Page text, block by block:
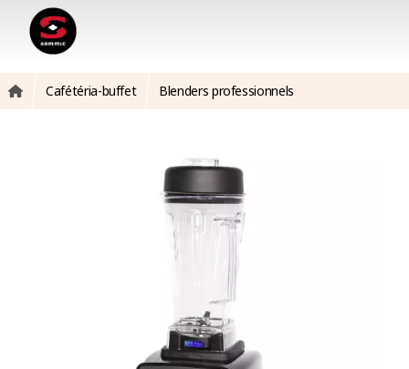
Cafétéria-buffet Blenders professionnels